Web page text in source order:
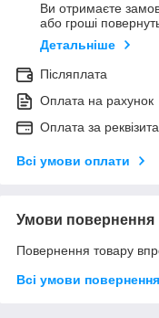
Ви отримаєте
або гроші
Детальніше
Післяплата
Оплата на рахунок
Оплата за
Всі умови оплати
Умови повернення
Повернення товару
Всі умови повернення